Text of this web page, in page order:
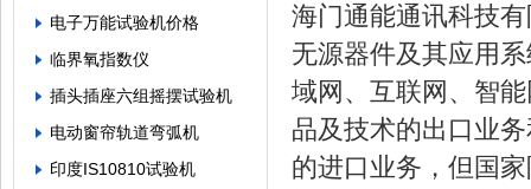
电子万能试验机价格
临界氧指数仪
插头插座六组摇摆试验机
电动窗帘轨道弯弧机
印度IS10810试验机
海门通能通讯科技
无源器件及其应用
域网、互联网、智
品及技术的出口业
的进口业务，但国